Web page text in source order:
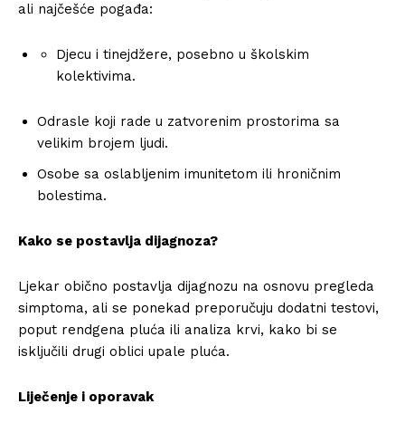
ali najčešće pogađa:
Djecu i tinejdžere, posebno u školskim
kolektivima.
Odrasle koji rade u zatvorenim prostorima sa
velikim brojem ljudi.
Osobe sa oslabljenim imunitetom ili hroničnim
bolestima.
Kako se postavlja dijagnoza?
Ljekar obično postavlja dijagnozu na osnovu pregleda
simptoma, ali se ponekad preporučuju dodatni testovi,
poput rendgena pluća ili analiza krvi, kako bi se
isključili drugi oblici upale pluća.
Liječenje i oporavak